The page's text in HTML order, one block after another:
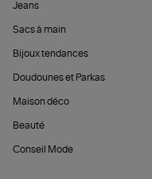
Jeans
Sacs à main
Bijoux tendances
Doudounes et Parkas
Maison déco
Beauté
Conseil Mode